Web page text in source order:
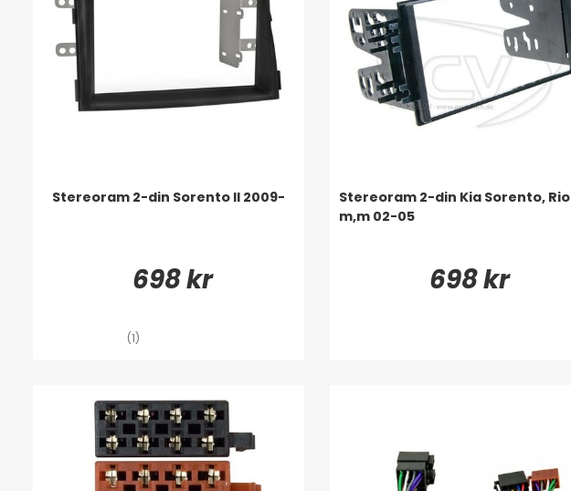
Stereoram 2-din Sorento II 2009-
698 kr
(1)
Stereoram 2-din Kia Sorento, Rio
m,m 02-05
698 kr